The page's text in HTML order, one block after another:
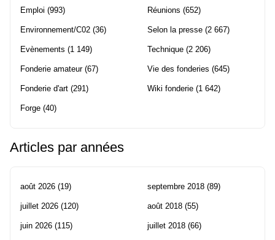
Emploi (993)
Environnement/C02 (36)
Evènements (1 149)
Fonderie amateur(67)
Fonderie d'art (291)
Forge (40)
Réunions (652)
Selon la presse (2 667)
Technique (2 206)
Vie des fonderies (645)
Wiki fonderie (1 642)
Articles par années
août 2026 (19)
juillet 2026 (120)
juin 2026 (115)
septembre 2018 (89)
août 2018 (55)
juillet 2018 (66)